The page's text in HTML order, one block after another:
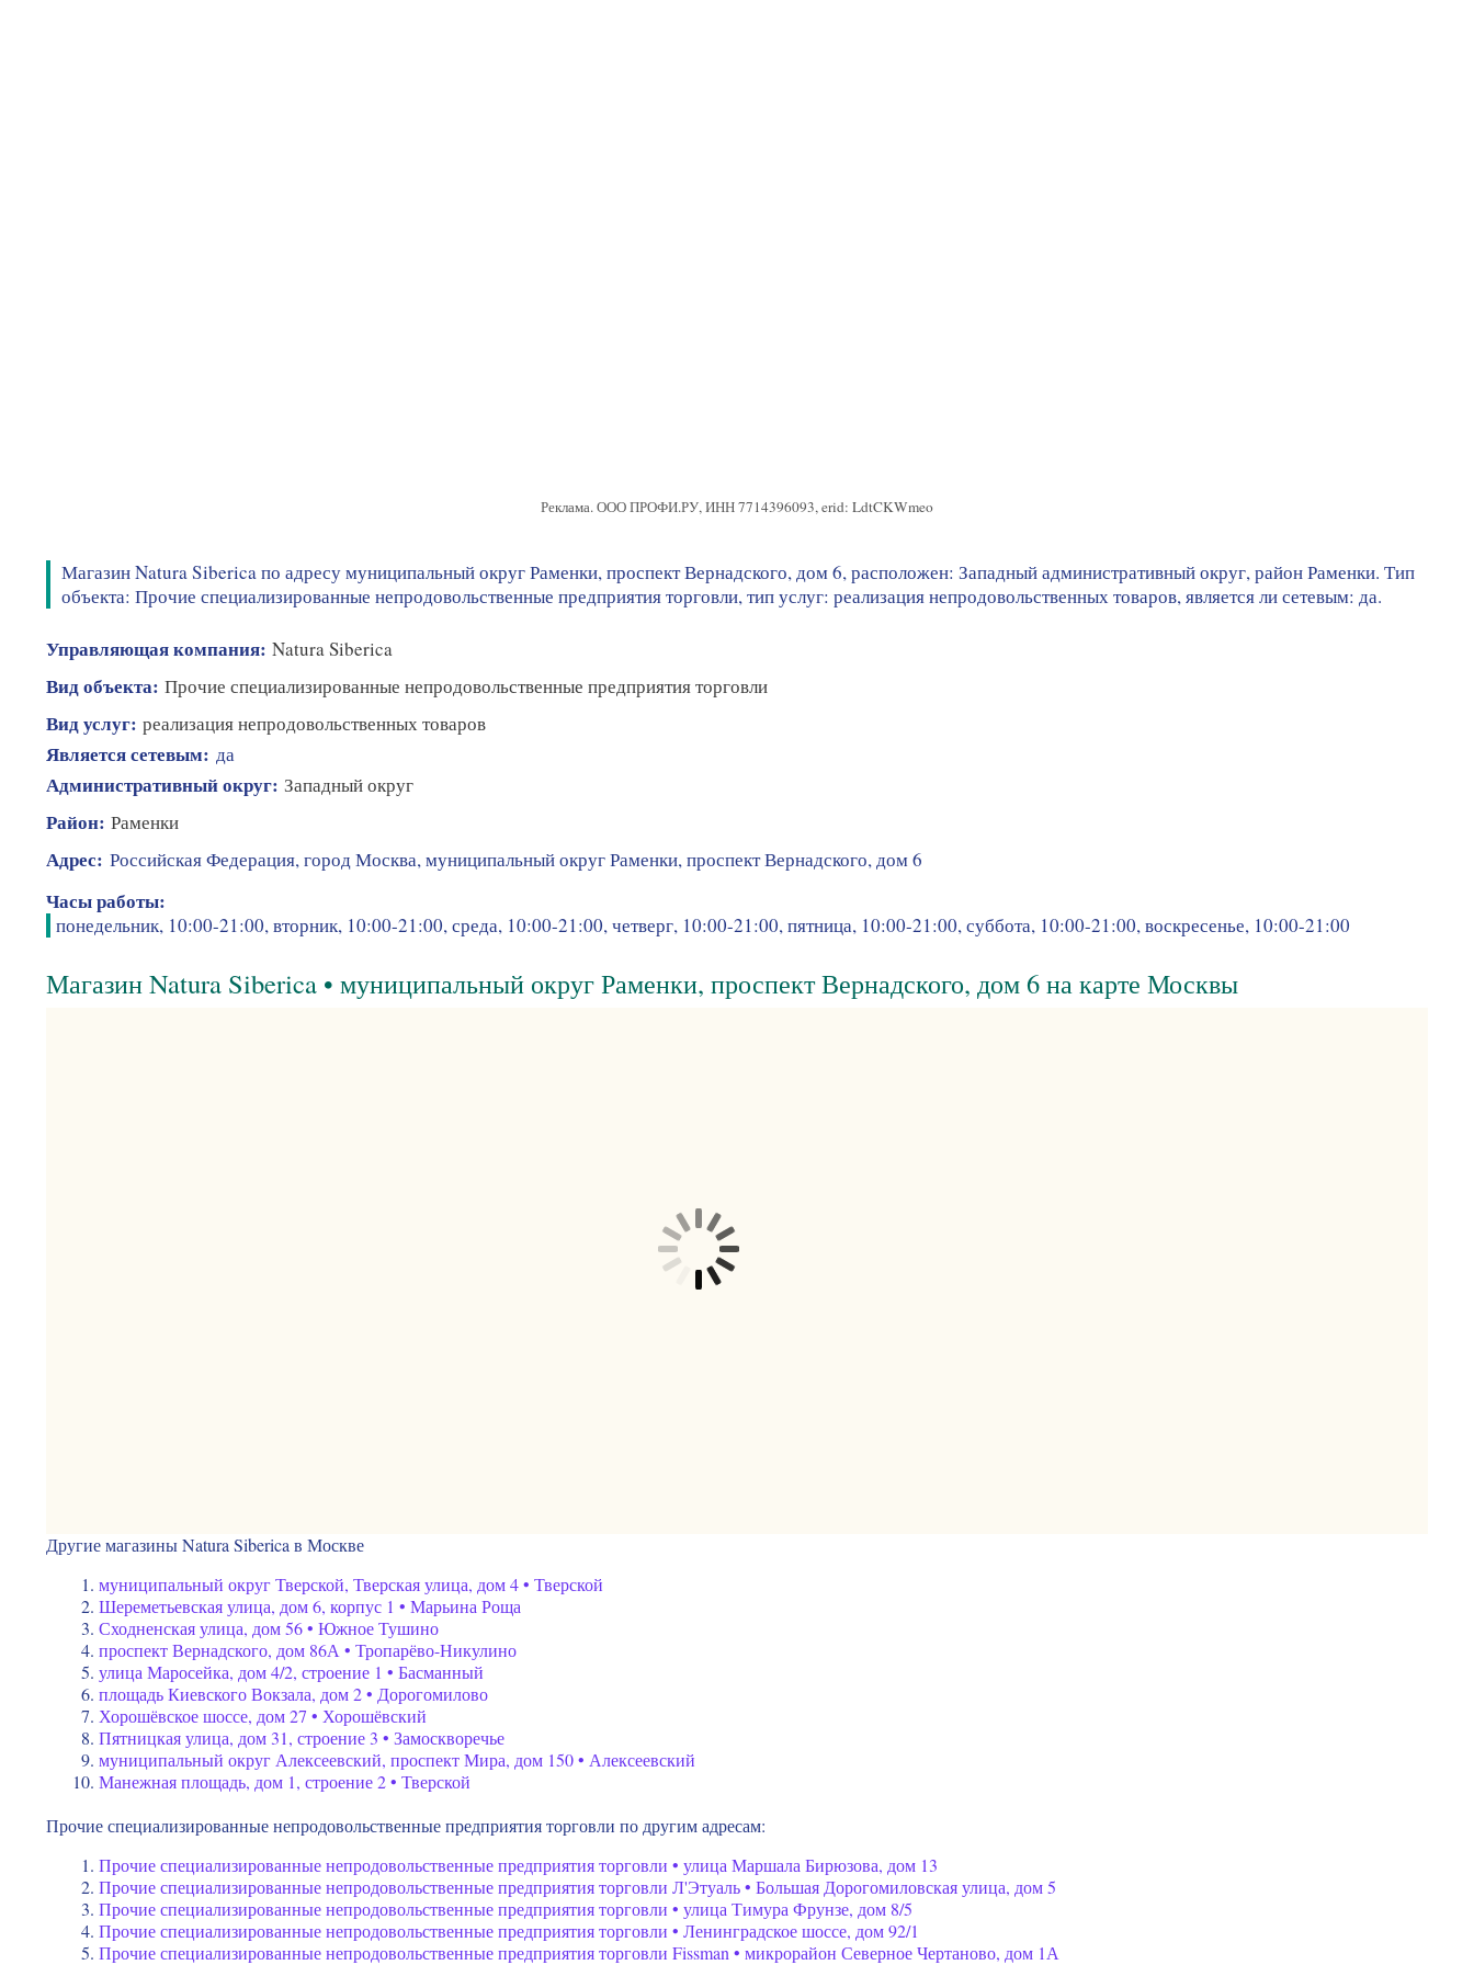
Реклама. ООО ПРОФИ.РУ, ИНН 7714396093, erid: LdtCKWmeo
Магазин Natura Siberica по адресу муниципальный округ Раменки, проспект Вернадского, дом 6, расположен: Западный административный округ, район Раменки. Тип
объекта: Прочие специализированные непродовольственные предприятия торговли, тип услуг: реализация непродовольственных товаров, является ли сетевым: да.
Управляющая компания: Natura Siberica
Вид объекта: Прочие специализированные непродовольственные предприятия торговли
Вид услуг: реализация непродовольственных товаров
Является сетевым: да
Административный округ: Западный округ
Район: Раменки
Адрес: Российская Федерация, город Москва, муниципальный округ Раменки, проспект Вернадского, дом 6
Часы работы:
понедельник, 10:00-21:00, вторник, 10:00-21:00, среда, 10:00-21:00, четверг, 10:00-21:00, пятница, 10:00-21:00, суббота, 10:00-21:00, воскресенье, 10:00-21:00
Магазин Natura Siberica • муниципальный округ Раменки, проспект Вернадского, дом 6 на карте Москвы
Другие магазины Natura Siberica в Москве
муниципальный округ Тверской, Тверская улица, дом 4 • Тверской
Шереметьевская улица, дом 6, корпус 1 • Марьина Роща
Сходненская улица, дом 56 • Южное Тушино
проспект Вернадского, дом 86А • Тропарёво-Никулино
улица Маросейка, дом 4/2, строение 1 • Басманный
площадь Киевского Вокзала, дом 2 • Дорогомилово
Хорошёвское шоссе, дом 27 • Хорошёвский
Пятницкая улица, дом 31, строение 3 • Замоскворечье
муниципальный округ Алексеевский, проспект Мира, дом 150 • Алексеевский
Манежная площадь, дом 1, строение 2 • Тверской
Прочие специализированные непродовольственные предприятия торговли по другим адресам:
Прочие специализированные непродовольственные предприятия торговли • улица Маршала Бирюзова, дом 13
Прочие специализированные непродовольственные предприятия торговли Л'Этуаль • Большая Дорогомиловская улица, дом 5
Прочие специализированные непродовольственные предприятия торговли • улица Тимура Фрунзе, дом 8/5
Прочие специализированные непродовольственные предприятия торговли • Ленинградское шоссе, дом 92/1
Прочие специализированные непродовольственные предприятия торговли Fissman • микрорайон Северное Чертаново, дом 1А